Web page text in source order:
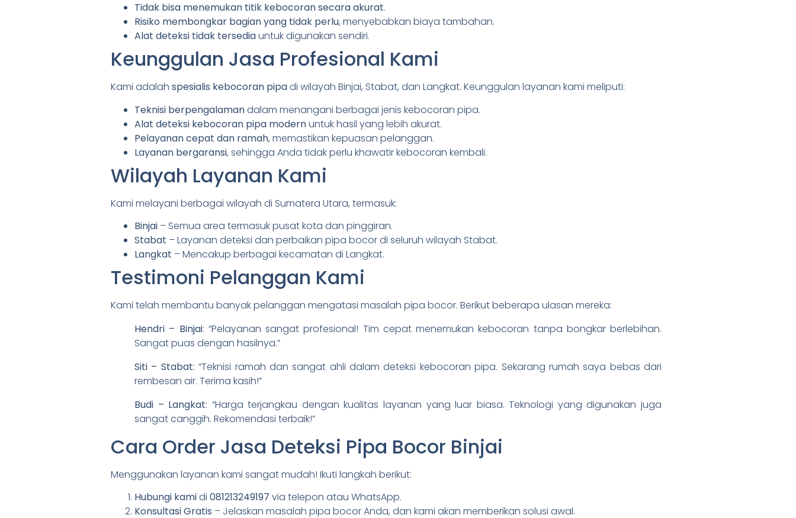
Tidak bisa menemukan titik kebocoran secara akurat.
Risiko membongkar bagian yang tidak perlu, menyebabkan biaya tambahan.
Alat deteksi tidak tersediauntuk digunakan sendiri.
Keunggulan Jasa Profesional Kami
Kami adalah spesialis kebocoran pipadi wilayah Binjai, Stabat, dan Langkat. Keunggulan layanan kami meliputi:
Teknisi berpengalamandalam menangani berbagai jenis kebocoran pipa.
Alat deteksi kebocoran pipa modernuntuk hasil yang lebih akurat.
Pelayanan cepat dan ramah, memastikan kepuasan pelanggan.
Layanan bergaransi, sehingga Anda tidak perlu khawatir kebocoran kembali.
Wilayah Layanan Kami
Kami melayani berbagai wilayah di Sumatera Utara, termasuk:
Binjai – Semua area termasuk pusat kota dan pinggiran.
Stabat – Layanan deteksi dan perbaikan pipa bocor di seluruh wilayah Stabat.
Langkat – Mencakup berbagai kecamatan di Langkat.
Testimoni Pelanggan Kami
Kami telah membantu banyak pelanggan mengatasi masalah pipa bocor. Berikut beberapa ulasan mereka:
Hendri – Binjai: “Pelayanan sangat profesional! Tim cepat menemukan kebocoran tanpa bongkar berlebihan.
Sangat puas dengan hasilnya.”
Siti – Stabat: “Teknisi ramah dan sangat ahli dalam deteksi kebocoran pipa. Sekarang rumah saya bebas dari
rembesan air. Terima kasih!”
Budi – Langkat: “Harga terjangkau dengan kualitas layanan yang luar biasa. Teknologi yang digunakan juga
sangat canggih. Rekomendasi terbaik!”
Cara Order Jasa Deteksi Pipa Bocor Binjai
Menggunakan layanan kami sangat mudah! Ikuti langkah berikut:
Hubungi kamidi 081213249197 via telepon atau WhatsApp.
Konsultasi Gratis – Jelaskan masalah pipa bocor Anda, dan kami akan memberikan solusi awal.